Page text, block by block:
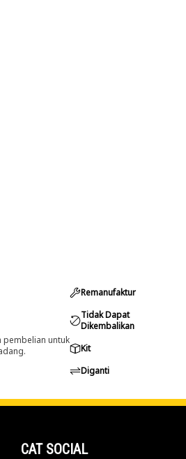
pembelian untuk
Remanufaktur
Tidak Dapat
Dikembalikan
Kit
Diganti
CAT SOCIAL